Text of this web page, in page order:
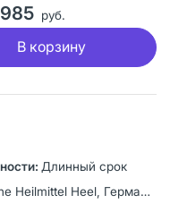
985 руб.
В корзину
Длинный срок
Biologische Heilmittel Heel, Германия